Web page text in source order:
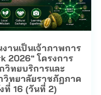
านเป็นเจ้าภาพการ
2026" โครงการ
วิทยบริการและ
วิทยาลัยราชภัฏภาค
ที่ 16 (วันที่ 2)